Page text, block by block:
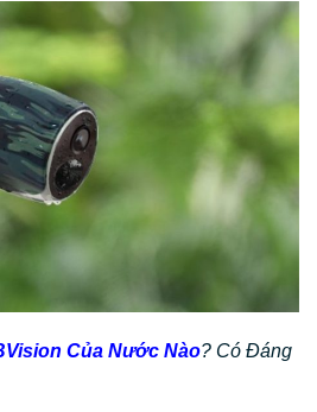
Của Nước Nào? Có Đáng